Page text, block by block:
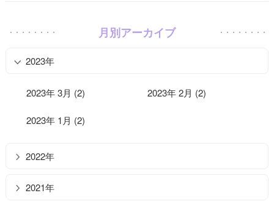
月別アーカイブ
2023年
2023年 3月 (2) 2023年 2月 (2)
2023年 1月 (2)
2022年
2021年